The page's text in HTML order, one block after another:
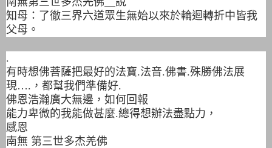
知母：了徹三界六道眾生無始以來於輪迴轉折中皆我
父母。
.
有時想佛菩薩把最好的法寶.法音.佛書.殊勝佛法展
現….，都幫我們準備好.
佛恩浩瀚廣大無邊，如何回報
能力卑微的我能做甚麼.總得想辦法盡點力，
感恩
南無 第三世多杰羌佛